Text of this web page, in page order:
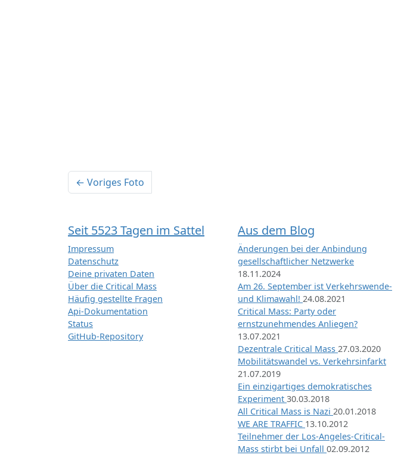
← Voriges Foto
Seit 5523 Tagen im Sattel
Impressum
Datenschutz
Deine privaten Daten
Über die Critical Mass
Häufig gestellte Fragen
Api-Dokumentation
Status
GitHub-Repository
Aus dem Blog
Änderungen bei der Anbindung
gesellschaftlicher Netzwerke
18.11.2024
Am 26. September ist Verkehrswende-
und Klimawahl! 24.08.2021
Critical Mass: Party oder
ernstzunehmendes Anliegen?
13.07.2021
Dezentrale Critical Mass 27.03.2020
Mobilitätswandel vs. Verkehrsinfarkt
21.07.2019
Ein einzigartiges demokratisches
Experiment 30.03.2018
All Critical Mass is Nazi 20.01.2018
WE ARE TRAFFIC 13.10.2012
Teilnehmer der Los-Angeles-Critical-
Mass stirbt bei Unfall 02.09.2012